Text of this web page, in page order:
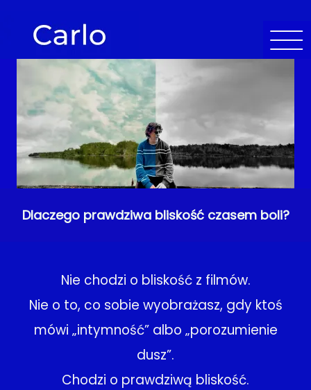
Dlaczego prawdziwa bliskość czasem boli?
Nie chodzi o bliskość z filmów.
Nie o to, co sobie wyobrażasz, gdy ktoś
mówi „intymność” albo „porozumienie
dusz”.
Chodzi o prawdziwą bliskość.